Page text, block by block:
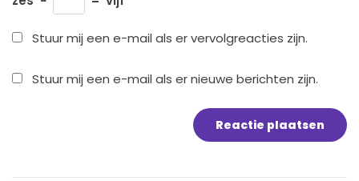
Stuur mij een e-mail als er vervolgreacties zijn.
Stuur mij een e-mail als er nieuwe berichten zijn.